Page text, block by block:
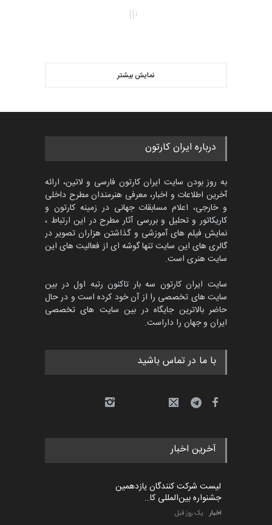
مهلت 3 ماه دیگر
مسابقۀ بین‌المللی کارتون و
کاریکاتور «البغلی…
مهلت 3 ماه دیگر
جشنواره بین‌المللی کارتون
مدارس پرتغال، ۲۰۲۷
مهلت 4 ماه دیگر
پنجمین مسابقۀ بین‌المللی
کارتون طنز «کلاه‌ای…
مهلت
بیست و هشتمین مسابقه
نمایش بیشتر
درباره ایران کارتون
به روز بودن سایت ایران کارتون فارسی و لاتین، ارائه
آخرین اطلاعات و اخبار، معرفی هنرمندان مطرح داخلی
و خارجی، اعلام مسابقات جهانی در زمینه کارتون و
کاریکاتور و تحلیل و بررسی آثار مطرح در این ارتباط ،
نمایش فیلم های آموزشی و گذاشتن هزاران تصویر در
گالری های این سایت تنها گوشه ای از فعالیت های این
سایت هنری است.
سایت ایران کارتون سه بار تاکنون رتبه اول در بین
سایت های تخصصی را از آن خود کرده است و در حال
حاضر بالاترین جایگاه در بین سایت های تخصصی
ایران و جهان را داراست.
با ما در تماس باشید
آخرین اخبار
لیست شرکت کنندگان یازدهمین
جشنواره بین‌المللی کا…
اخبار یک روز قبل